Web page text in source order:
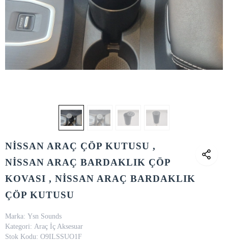
NİSSAN ARAÇ ÇÖP KUTUSU ,
NİSSAN ARAÇ BARDAKLIK ÇÖP
KOVASI , NİSSAN ARAÇ BARDAKLIK
ÇÖP KUTUSU
Marka: Ysn Sounds
Kategori: Araç İç Aksesuar
Stok Kodu: O9ILSSUO1F